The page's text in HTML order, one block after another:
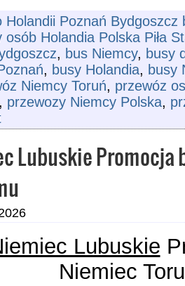
Holandii Poznań Bydgoszcz
Holandia Polska Piła
, bus Niemcy, busy
, busy Holandia, busy
Niemcy Toruń, przewóz
, przewozy Niemcy Polska,
Lubuskie Promocja
Lubuskie
Niemiec